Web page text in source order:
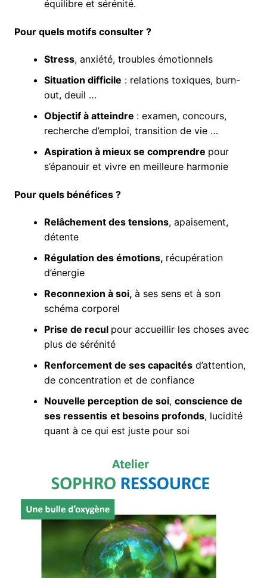
équilibre et sérénité.
Pour quels motifs consulter ?
Stress, anxiété, troubles émotionnels
Situation difficile : relations toxiques, burn-
out, deuil …
Objectif à atteindre : examen, concours,
recherche d’emploi, transition de vie …
Aspiration à mieux se comprendre pour
s’épanouir et vivre en meilleure harmonie
Pour quels bénéfices ?
Relâchement des tensions, apaisement,
détente
Régulation des émotions, récupération
d’énergie
Reconnexion à soi, à ses sens et à son
schéma corporel
Prise de recul pour accueillir les choses avec
plus de sérénité
Renforcement de ses capacitésd’attention,
de concentration et de confiance
Nouvelle perception de soi, conscience de
ses ressentis et besoins profonds, lucidité
quant à ce qui est juste pour soi